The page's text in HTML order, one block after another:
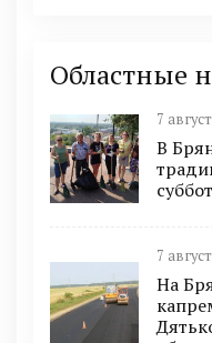
Областные
7
В
7
На